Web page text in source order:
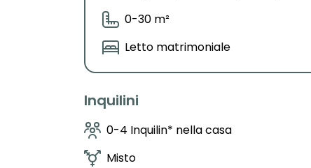
0-30 m²
Letto matrimoniale
Inquilini
0-4 Inquilin* nella casa
Misto